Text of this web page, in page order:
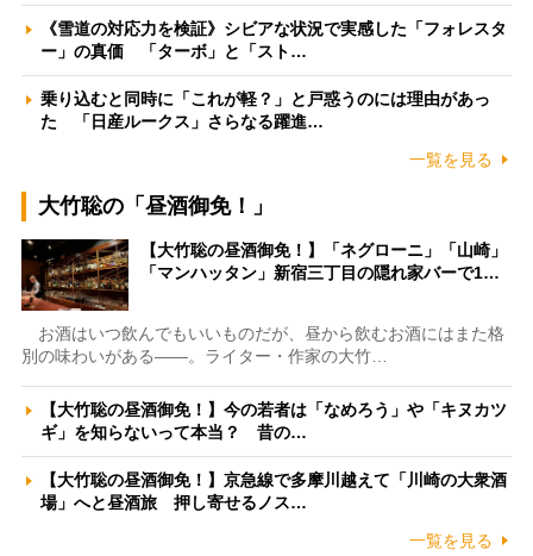
《雪道の対応力を検証》シビアな状況で実感した「フォレスタ
ー」の真価 「ターボ」と「スト…
乗り込むと同時に「これが軽？」と戸惑うのには理由があっ
た 「日産ルークス」さらなる躍進…
一覧を見る
大竹聡の「昼酒御免！」
【大竹聡の昼酒御免！】「ネグローニ」「山崎」
「マンハッタン」新宿三丁目の隠れ家バーで1…
お酒はいつ飲んでもいいものだが、昼から飲むお酒にはまた格
別の味わいがある――。ライター・作家の大竹…
【大竹聡の昼酒御免！】今の若者は「なめろう」や「キヌカツ
ギ」を知らないって本当？ 昔の…
【大竹聡の昼酒御免！】京急線で多摩川越えて「川崎の大衆酒
場」へと昼酒旅 押し寄せるノス…
一覧を見る